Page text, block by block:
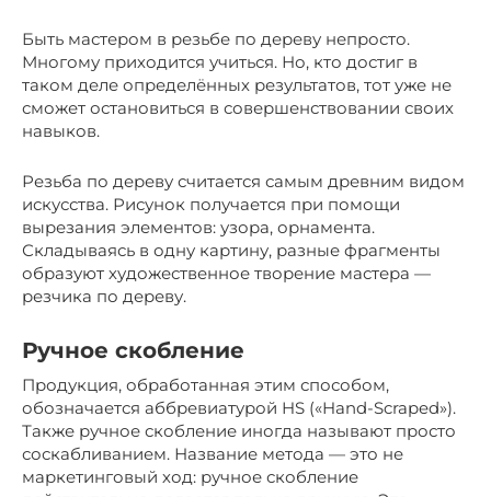
Быть мастером в резьбе по дереву непросто.
Многому приходится учиться. Но, кто достиг в
таком деле определённых результатов, тот уже не
сможет остановиться в совершенствовании своих
навыков.
Резьба по дереву считается самым древним видом
искусства. Рисунок получается при помощи
вырезания элементов: узора, орнамента.
Складываясь в одну картину, разные фрагменты
образуют художественное творение мастера —
резчика по дереву.
Ручное скобление
Продукция, обработанная этим способом,
обозначается аббревиатурой HS («Hand-Scraped»).
Также ручное скобление иногда называют просто
соскабливанием. Название метода — это не
маркетинговый ход: ручное скобление